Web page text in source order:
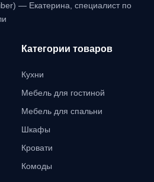
— Екатерина, специалист по
Категории товаров
Кухни
Мебель для гостиной
Мебель для спальни
Шкафы
Кровати
Комоды